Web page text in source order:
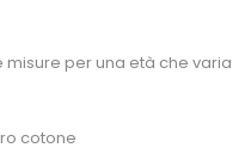
per una età che varia
cotone